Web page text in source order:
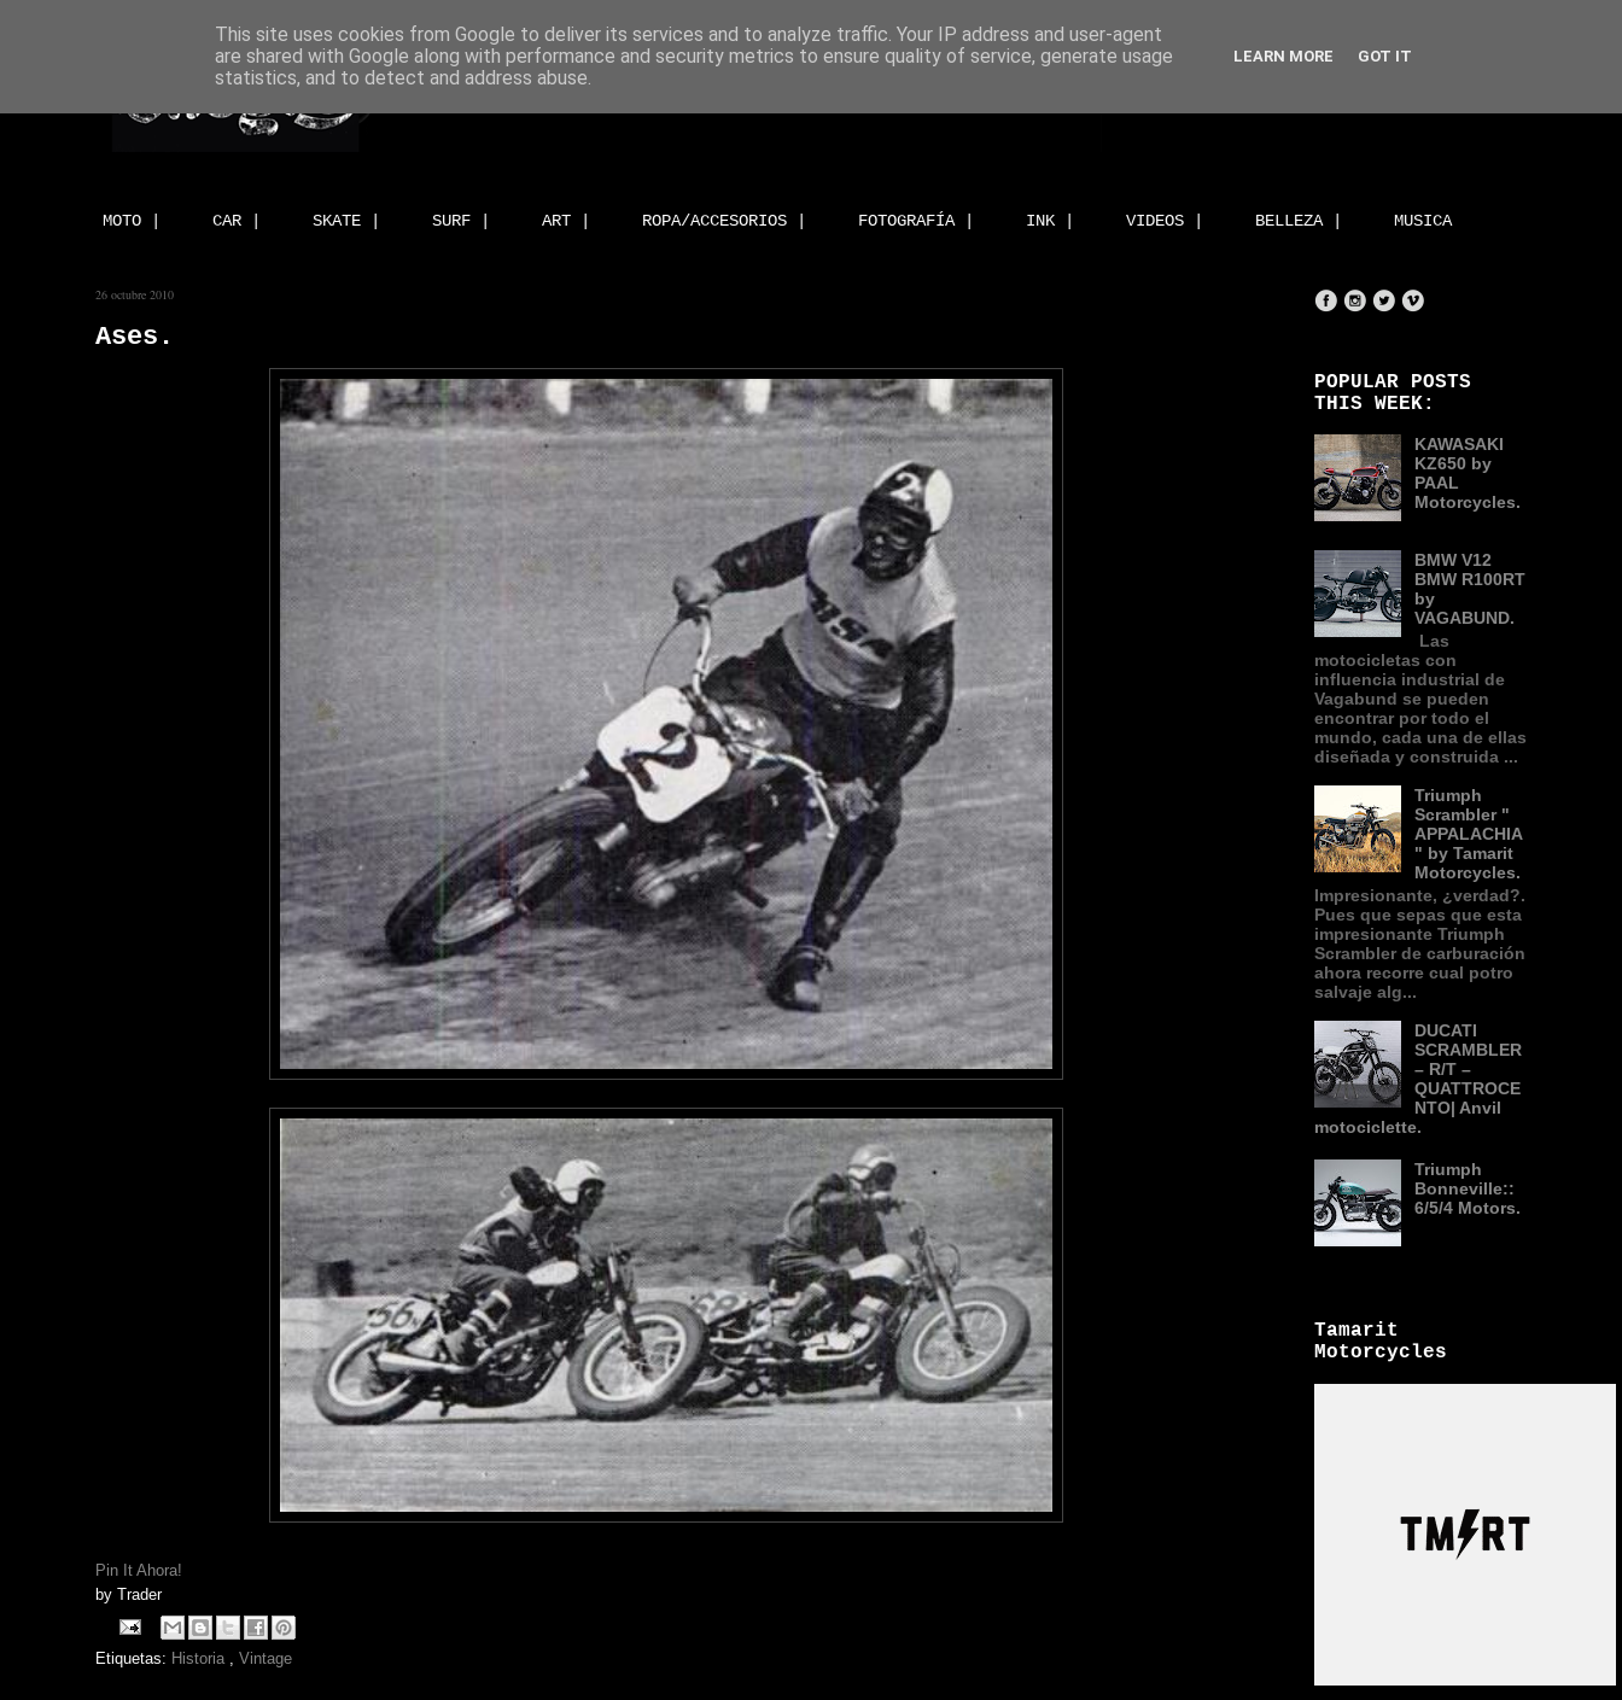
MOTO | CAR | SKATE | SURF | ART | ROPA/ACCESORIOS | FOTOGRAFÍA | INK | VIDEOS | BELLEZA | MUSICA
26 octubre 2010
Ases.
Pin It Ahora!
by Trader
Etiquetas: Historia Vintage
POPULAR POSTS
THIS WEEK:
KAWASAKI
KZ650 by
PAAL
Motorcycles.
BMW V12
BMW R100RT
by
VAGABUND.
Las
motocicletas con
influencia industrial de
Vagabund se pueden
encontrar por todo el
mundo, cada una de ellas
diseñada y construida ...
Triumph
Scrambler "
APPALACHIA
" by Tamarit
Motorcycles.
Impresionante, ¿verdad?.
Pues que sepas que esta
impresionante Triumph
Scrambler de carburación
ahora recorre cual potro
salvaje alg...
DUCATI
SCRAMBLER
– R/T –
QUATTROCE
NTO| Anvil
motociclette.
Triumph
Bonneville::
6/5/4 Motors.
Tamarit
Motorcycles
This site uses cookies from Google to deliver its services and to analyze traffic. Your IP address and user-agent
are shared with Google along with performance and security metrics to ensure quality of service, generate usage
statistics, and to detect and address abuse.
LEARN MORE GOT IT